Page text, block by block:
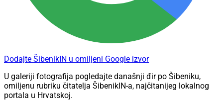
Dodajte ŠibenikIN u omiljeni Google izvor
U galeriji fotografija pogledajte današnji đir po Šibeniku,
omiljenu rubriku čitatelja ŠibenikIN-a, najčitanijeg lokalnog
portala u Hrvatskoj.